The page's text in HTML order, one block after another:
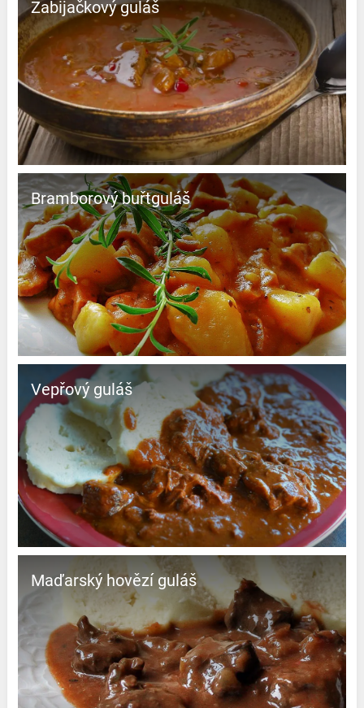
Zabijačkový guláš
Bramborový buřtguláš
Vepřový guláš
Maďarský hovězí guláš